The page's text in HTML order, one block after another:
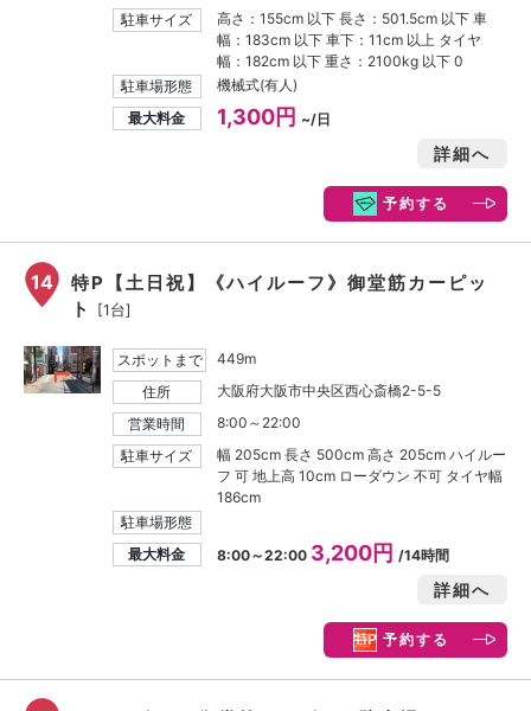
駐車サイズ
高さ：155cm 以下 長さ：501.5cm 以下 車
幅：183cm 以下 車下：11cm 以上 タイヤ
幅：182cm 以下 重さ：2100kg 以下 0
駐車場形態
機械式(有人)
最大料金
1,300円 ~/日
詳細へ
予約する
14
特P【土日祝】《ハイルーフ》御堂筋カーピッ
ト
[1台]
スポットまで
449m
住所
大阪府大阪市中央区西心斎橋2-5-5
営業時間
8:00～22:00
駐車サイズ
幅 205cm 長さ 500cm 高さ 205cm ハイルー
フ 可 地上高 10cm ローダウン 不可 タイヤ幅
186cm
駐車場形態
最大料金
8:00～22:00 3,200円 /14時間
詳細へ
予約する